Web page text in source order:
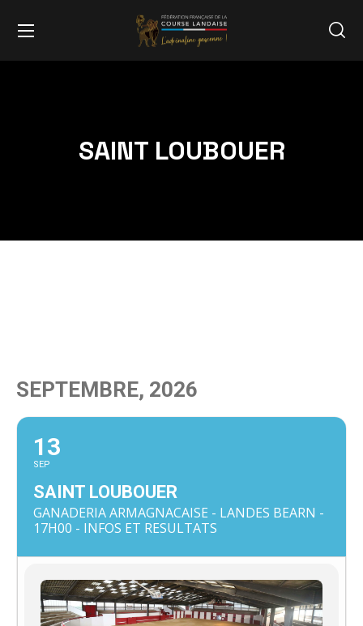
SAINT LOUBOUER
SEPTEMBRE, 2026
13
SEP
SAINT LOUBOUER
GANADERIA ARMAGNACAISE - LANDES BEARN -
17H00 - INFOS ET RESULTATS